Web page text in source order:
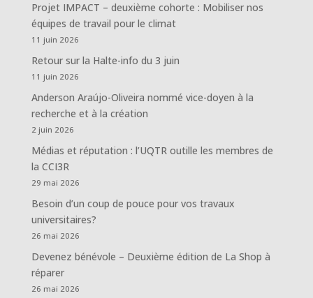
Projet IMPACT – deuxième cohorte : Mobiliser nos
équipes de travail pour le climat
11 juin 2026
Retour sur la Halte-info du 3 juin
11 juin 2026
Anderson Araújo-Oliveira nommé vice-doyen à la
recherche et à la création
2 juin 2026
Médias et réputation : l’UQTR outille les membres de
la CCI3R
29 mai 2026
Besoin d’un coup de pouce pour vos travaux
universitaires?
26 mai 2026
Devenez bénévole – Deuxième édition de La Shop à
réparer
26 mai 2026